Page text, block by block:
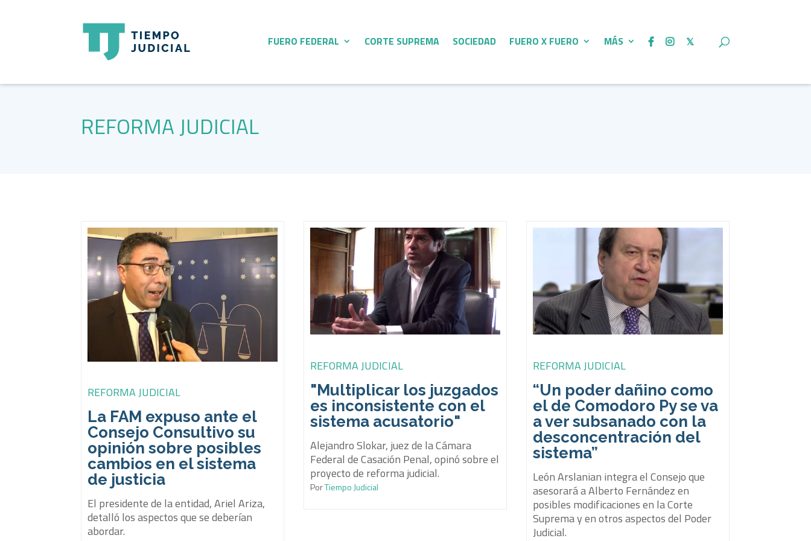
FUERO FEDERAL CORTE SUPREMA SOCIEDAD FUERO X FUERO MÁS
REFORMA JUDICIAL
REFORMA JUDICIAL
La FAM expuso ante el
Consejo Consultivo su
opinión sobre posibles
cambios en el sistema
de justicia
El presidente de la entidad, Ariel Ariza,
detalló los aspectos que se deberían
abordar.
REFORMA JUDICIAL
"Multiplicar los juzgados
es inconsistente con el
sistema acusatorio"
Alejandro Slokar, juez de la Cámara
Federal de Casación Penal, opinó sobre el
proyecto de reforma judicial.
PorTiempo Judicial
REFORMA JUDICIAL
“Un poder dañino como
el de Comodoro Py se va
a ver subsanado con la
desconcentración del
sistema”
León Arslanian integra el Consejo que
asesorará a Alberto Fernández en
posibles modificaciones en la Corte
Suprema y en otros aspectos del Poder
Judicial.